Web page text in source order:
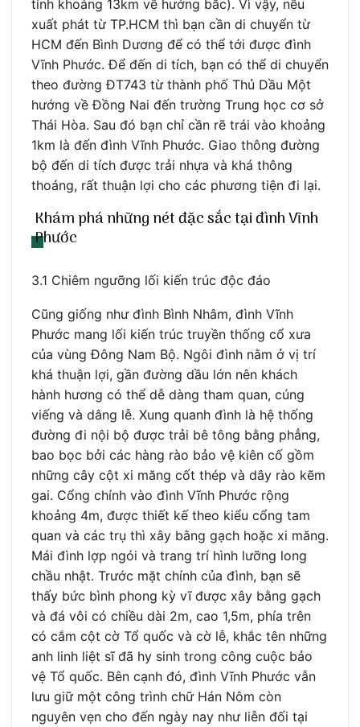
tỉnh khoảng 13km về hướng bắc). Vì vậy, nếu
xuất phát từ TP.HCM thì bạn cần di chuyển từ
HCM đến Bình Dương để có thể tới được đình
Vĩnh Phước. Để đến di tích, bạn có thể di chuyển
theo đường ĐT743 từ thành phố Thủ Dầu Một
hướng về Đồng Nai đến trường Trung học cơ sở
Thái Hòa. Sau đó bạn chỉ cần rẽ trái vào khoảng
1km là đến đình Vĩnh Phước. Giao thông đường
bộ đến di tích được trải nhựa và khá thông
thoáng, rất thuận lợi cho các phương tiện đi lại.
Khám phá những nét đặc sắc tại đình Vĩnh
Phước
3.1 Chiêm ngưỡng lối kiến trúc độc đáo
Cũng giống như đình Bình Nhâm, đình Vĩnh
Phước mang lối kiến trúc truyền thống cổ xưa
của vùng Đông Nam Bộ. Ngôi đình nằm ở vị trí
khá thuận lợi, gần đường dầu lớn nên khách
hành hương có thể dễ dàng tham quan, cúng
viếng và dâng lễ. Xung quanh đình là hệ thống
đường đi nội bộ được trải bê tông bằng phẳng,
bao bọc bởi các hàng rào bảo vệ kiên cố gồm
những cây cột xi măng cốt thép và dây rào kẽm
gai. Cổng chính vào đình Vĩnh Phước rộng
khoảng 4m, được thiết kế theo kiểu cổng tam
quan và các trụ thì xây bằng gạch hoặc xi măng.
Mái đình lợp ngói và trang trí hình lưỡng long
chầu nhật. Trước mặt chính của đình, bạn sẽ
thấy bức bình phong kỳ vĩ được xây bằng gạch
và đá vôi có chiều dài 2m, cao 1,5m, phía trên
có cắm cột cờ Tổ quốc và cờ lễ, khắc tên những
anh linh liệt sĩ đã hy sinh trong công cuộc bảo
vệ Tổ quốc. Bên cạnh đó, đình Vĩnh Phước vẫn
lưu giữ một công trình chữ Hán Nôm còn
nguyên vẹn cho đến ngày nay như liễn đối tại